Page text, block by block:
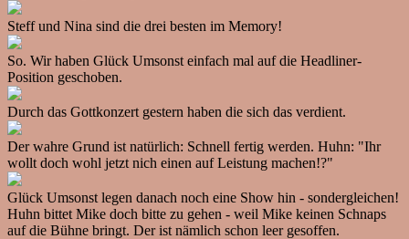
Steff und Nina sind die drei besten im Memory!
So. Wir haben Glück Umsonst einfach mal auf die Headliner-
Position geschoben.
Durch das Gottkonzert gestern haben die sich das verdient.
Der wahre Grund ist natürlich: Schnell fertig werden. Huhn: "Ihr
wollt doch wohl jetzt nich einen auf Leistung machen!?"
Glück Umsonst legen danach noch eine Show hin - sondergleichen!
Huhn bittet Mike doch bitte zu gehen - weil Mike keinen Schnaps
auf die Bühne bringt. Der ist nämlich schon leer gesoffen.